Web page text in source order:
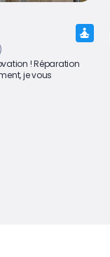
! Réparation
je vous